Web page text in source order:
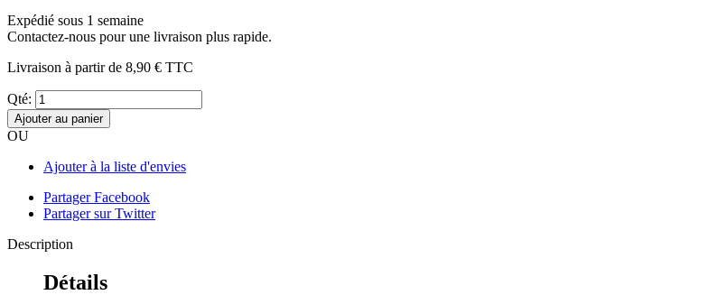
Expédié sous 1 semaine
Contactez-nous pour une livraison plus rapide.
Livraison à partir de 8,90 € TTC
Qté:
Ajouter au panier
OU
Ajouter à la liste d'envies
Partager Facebook
Partager sur Twitter
Description
Détails